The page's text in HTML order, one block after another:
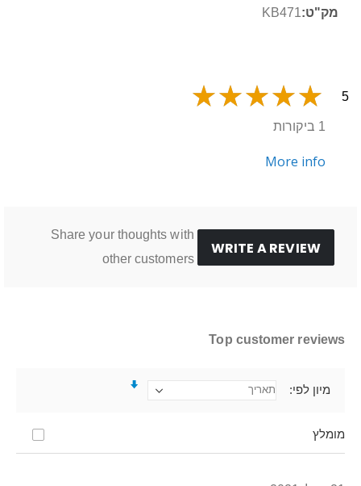
KB471
5
1 ביקורות
More info
WRITE A REVIEW
Share your thoughts with
other customers
Top customer reviews
מומלץ
מיון לפי